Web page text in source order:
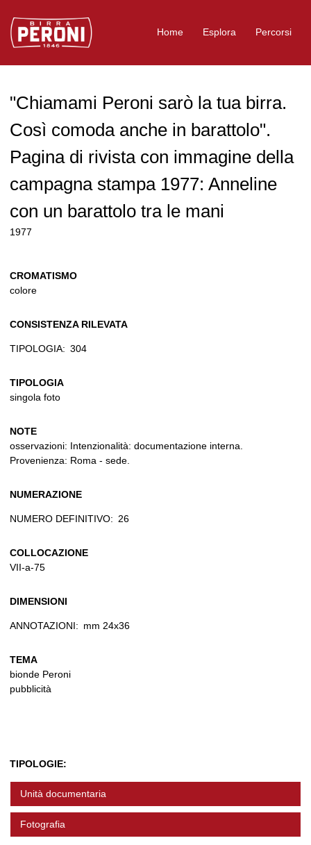
Logo Birra Peroni
Home Esplora Percorsi
"Chiamami Peroni sarò la tua birra.
Così comoda anche in barattolo".
Pagina di rivista con immagine della
campagna stampa 1977: Anneline
con un barattolo tra le mani
1977
CROMATISMO
colore
CONSISTENZA RILEVATA
TIPOLOGIA: 304
TIPOLOGIA
singola foto
NOTE
osservazioni: Intenzionalità: documentazione interna.
Provenienza: Roma - sede.
NUMERAZIONE
NUMERO DEFINITIVO: 26
COLLOCAZIONE
VII-a-75
DIMENSIONI
ANNOTAZIONI: mm 24x36
TEMA
bionde Peroni
pubblicità
TIPOLOGIE:
Unità documentaria
Fotografia